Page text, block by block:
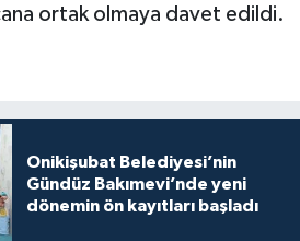
ortak olmaya davet edildi.
Onikişubat Belediyesi’nin
Gündüz Bakımevi’nde yeni
dönemin ön kayıtları başladı